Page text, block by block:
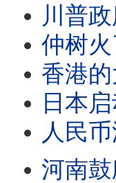
川普政
仲树火了
香港的大
日本启
人民币
河南鼓励